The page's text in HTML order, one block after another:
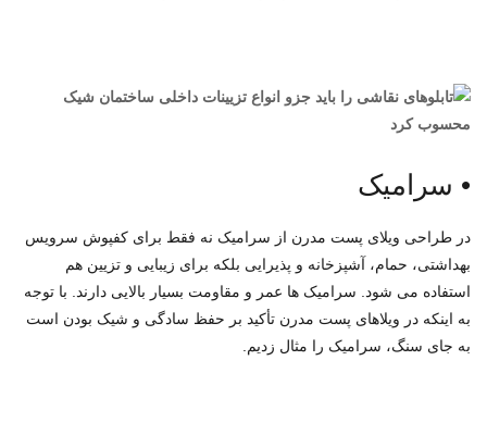
• سرامیک
در طراحی ویلای پست مدرن از سرامیک نه فقط برای کفپوش سرویس
بهداشتی، حمام، آشپزخانه و پذیرایی بلکه برای زیبایی و تزیین هم
استفاده می شود. سرامیک ها عمر و مقاومت بسیار بالایی دارند. با توجه
به اینکه در ویلاهای پست مدرن تأکید بر حفظ سادگی و شیک بودن است
به جای سنگ، سرامیک را مثال زدیم.